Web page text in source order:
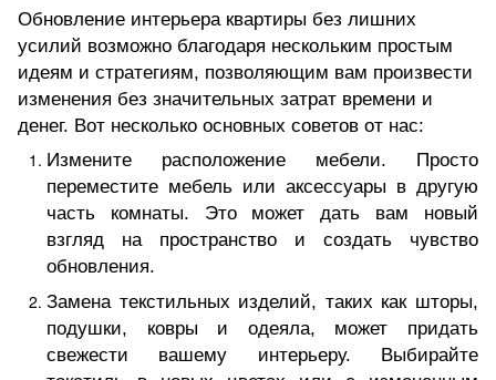
Обновление интерьера квартиры без лишних
усилий возможно благодаря нескольким простым
идеям и стратегиям, позволяющим вам произвести
изменения без значительных затрат времени и
денег. Вот несколько основных советов от нас:
Измените расположение мебели. Просто
переместите мебель или аксессуары в другую
часть комнаты. Это может дать вам новый
взгляд на пространство и создать чувство
обновления.
Замена текстильных изделий, таких как шторы,
подушки, ковры и одеяла, может придать
свежести вашему интерьеру. Выбирайте